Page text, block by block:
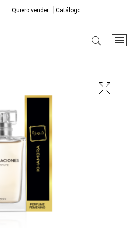
Quiero vender Catálogo